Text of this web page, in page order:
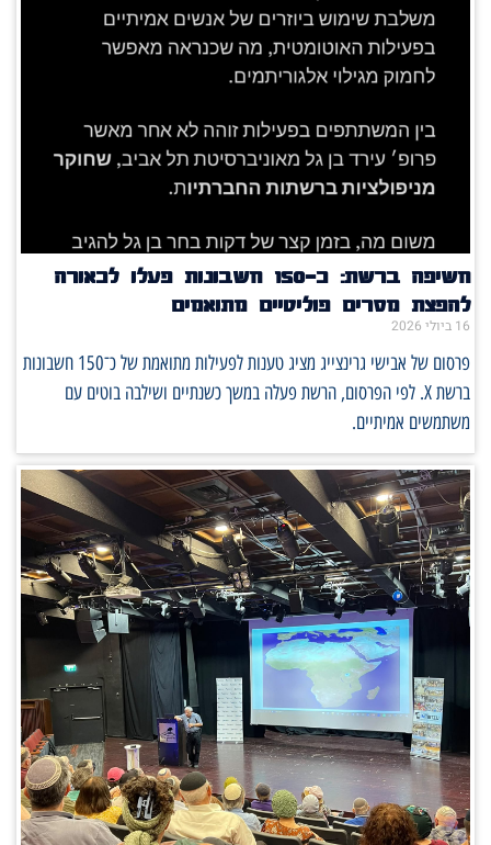
חשיפה ברשת: כ־150 חשבונות פעלו לכאורה
להפצת מסרים פוליטיים מתואמים
16 ביולי 2026
פרסום של אבישי גרינצייג מציג טענות לפעילות מתואמת של כ־150 חשבונות
ברשת X. לפי הפרסום, הרשת פעלה במשך כשנתיים ושילבה בוטים עם
משתמשים אמיתיים.